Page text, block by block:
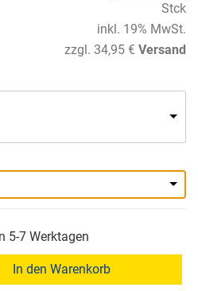
Stck
inkl. 19% MwSt.
zzgl. 34,95 € Versand
5-7 Werktagen
In den Warenkorb